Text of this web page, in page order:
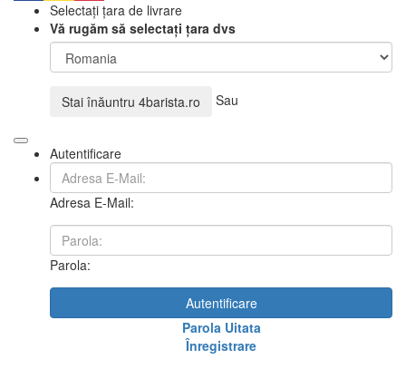
Selectați țara de livrare
Vă rugăm să selectați țara dvs
Stai înăuntru 4barista.ro Sau
Autentificare
Adresa E-Mail:
Parola:
Autentificare
Parola Uitata
Înregistrare